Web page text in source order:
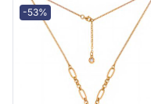
-53%